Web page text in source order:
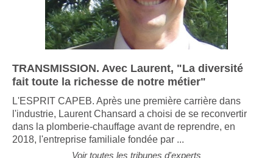
TRANSMISSION. Avec Laurent, "La diversité
L'ESPRIT CAPEB. Après une première carrière dans
l'industrie, Laurent Chansard a choisi de se reconvertir
dans la plomberie-chauffage avant de reprendre, en